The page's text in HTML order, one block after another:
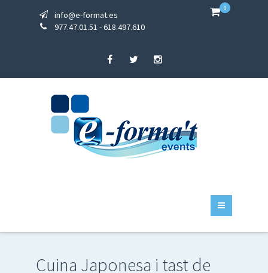
info@e-format.es
977.47.01.51 - 618.497.610
0
Cuina Japonesa i tast de